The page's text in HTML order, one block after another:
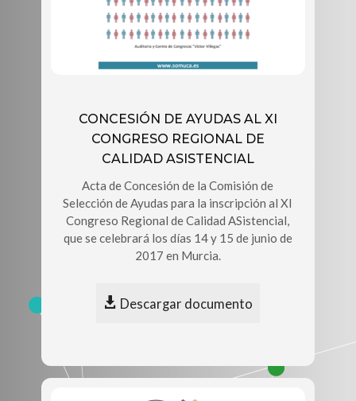
CONCESIÓN DE AYUDAS AL XI
CONGRESO REGIONAL DE
CALIDAD ASISTENCIAL
Acta de Concesión de la Comisión de
Selección de Ayudas para la inscripción al XI
Congreso Regional de Calidad ASistencial,
que se celebrará los días 14 y 15 de junio de
2017 en Murcia.
Descargar documento